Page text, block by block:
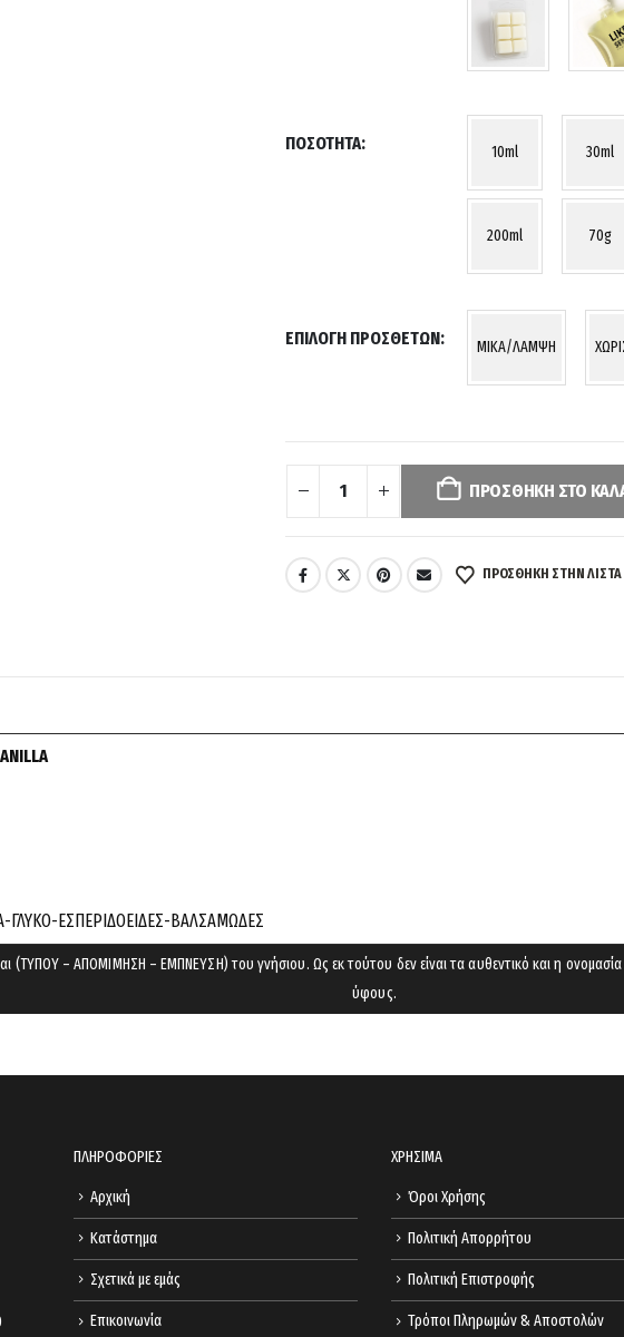
ΠΟΣΌΤΗΤΑ 10ml 30ml
200ml 70g
ΕΠΙΛΟΓΉ ΠΡΌΣΘΕΤΩΝ MIKA/ΛΑΜΨΗ
selection
has
been
reset.
Please
select
options
adding
ΠΡΟΣΘΉΚΗ ΣΤΟ
ΠΡΌΣΘΉΚΗ ΣΤΗΝ
ΓΛΥΚΟ-ΕΣΠΕΡΙΔΟΕΙΔEΣ-ΒΑΛΣΑΜΩΔΕΣ
(ΤΥΠΟΥ – ΑΠΟΜΙΜΗΣΗ – ΕΜΠΝΕΥΣΗ) του γνήσιου. Ως εκ τούτου δεν είναι τα αυθεντικό και η
ύφους.
ΠΛΗΡΟΦΟΡΙΕΣ
Αρχική
Κατάστημα
Σχετικά με εμάς
Επικοινωνία
ΧΡΗΣΙΜΑ
Όροι Χρήσης
Πολιτική Απορρήτου
Πολιτική Επιστροφής
Τρόποι Πληρωμών & Αποστολών